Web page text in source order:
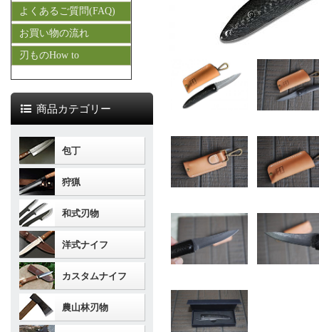
よくあるご質問(FAQ)
お買い物の流れ
刃ものHow to
商品カテゴリー
包丁
狩猟
和式刃物
洋式ナイフ
カスタムナイフ
農山林刃物